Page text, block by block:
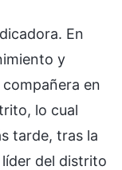
En
y
en
lo cual
tarde, tras la
del distrito